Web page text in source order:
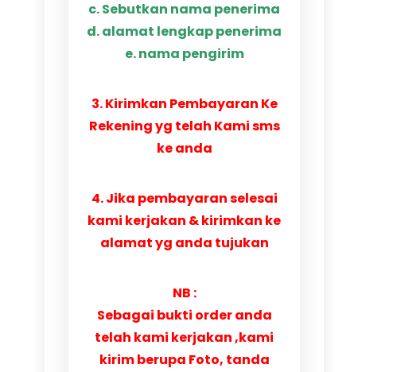
c. Sebutkan nama penerima
d. alamat lengkap penerima
e. nama pengirim
3. Kirimkan Pembayaran Ke
Rekening yg telah Kami sms
ke anda
4. Jika pembayaran selesai
kami kerjakan & kirimkan ke
alamat yg anda tujukan
NB :
Sebagai bukti order anda
telah kami kerjakan ,kami
kirim berupa Foto, tanda